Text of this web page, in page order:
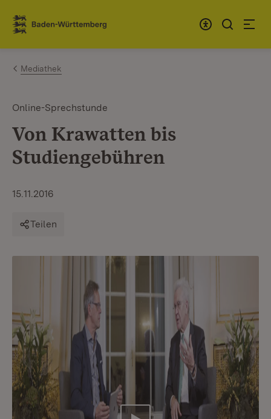
Zum Inhalt springen
Link zur Startseite
Mediathek
Online-Sprechstunde
Von Krawatten bis
Studiengebühren
15.11.2016
Teilen